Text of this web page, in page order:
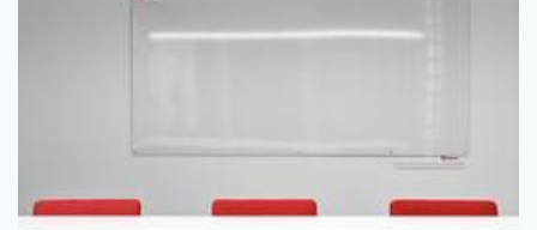
Så inreder du kontorslokalen bäst
med. Att ha ett adekvat ljusflöde är faktiskt en